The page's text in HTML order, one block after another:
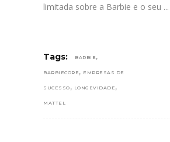
limitada sobre a Barbie e o seu
Tags: BARBIE ,
BARBIECORE , EMPRESAS DE
SUCESSO , LONGEVIDADE ,
MATTEL